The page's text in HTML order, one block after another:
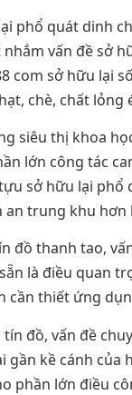
phổ quát dinh
vấn đề sở
com sở hữu lại
chè, chất
siêu thị khoa
lớn công tác
sở hữu lại phổ
an trung khu
đồ thanh tao,
là điều quan
cần thiết ứng
tín đồ, vấn đề
gần kề cánh
phần lớn điều